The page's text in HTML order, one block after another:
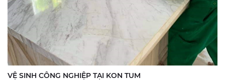
VỆ SINH CÔNG NGHIỆP TẠI KON TUM